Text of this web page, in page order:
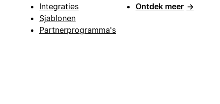
Integraties
Sjablonen
Partnerprogramma's
Ontdek meer →